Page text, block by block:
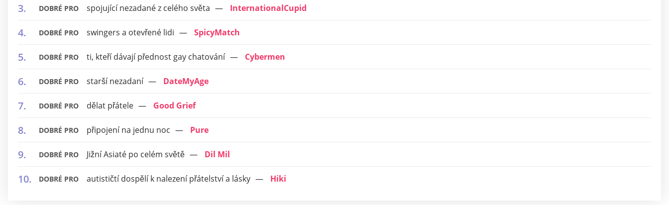
DOBRÉ PRO spojující nezadané z celého světa InternationalCupid
DOBRÉ PRO swingers a otevřené lidi SpicyMatch
DOBRÉ PRO ti, kteří dávají přednost gay chatování Cybermen
DOBRÉ PRO starší nezadaní DateMyAge
DOBRÉ PRO dělat přátele Good Grief
DOBRÉ PRO připojení na jednu noc Pure
DOBRÉ PRO Jižní Asiaté po celém světě Dil Mil
DOBRÉ PRO autističtí dospělí k nalezení přátelství a lásky Hiki